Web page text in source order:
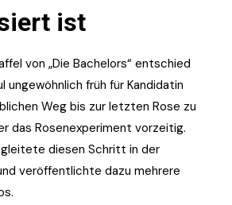
ist
von „Die Bachelors“ entschied
ungewöhnlich früh für Kandidatin
Weg bis zur letzten Rose zu
das Rosenexperiment vorzeitig.
diesen Schritt in der
veröffentlichte dazu mehrere